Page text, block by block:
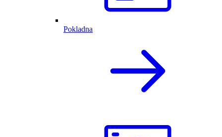
Pokladna